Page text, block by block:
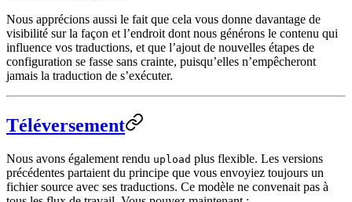
Nous apprécions aussi le fait que cela vous donne davantage de
visibilité sur la façon et l’endroit dont nous générons le contenu qui
influence vos traductions, et que l’ajout de nouvelles étapes de
configuration se fasse sans crainte, puisqu’elles n’empêcheront
jamais la traduction de s’exécuter.
Téléversement
Nous avons également rendu upload plus flexible. Les versions
précédentes partaient du principe que vous envoyiez toujours un
fichier source avec ses traductions. Ce modèle ne convenait pas à